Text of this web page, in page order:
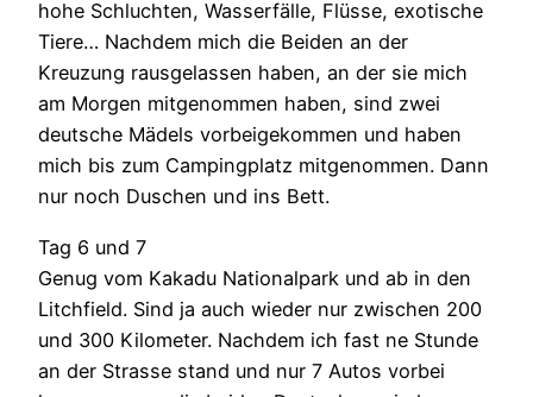
hohe Schluchten, Wasserfälle, Flüsse, exotische
Tiere… Nachdem mich die Beiden an der
Kreuzung rausgelassen haben, an der sie mich
am Morgen mitgenommen haben, sind zwei
deutsche Mädels vorbeigekommen und haben
mich bis zum Campingplatz mitgenommen. Dann
nur noch Duschen und ins Bett.
Tag 6 und 7
Genug vom Kakadu Nationalpark und ab in den
Litchfield. Sind ja auch wieder nur zwischen 200
und 300 Kilometer. Nachdem ich fast ne Stunde
an der Strasse stand und nur 7 Autos vorbei